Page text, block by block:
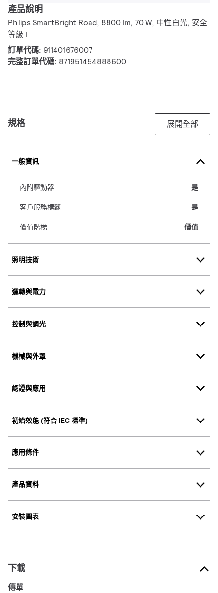
產品說明
Philips SmartBright Road, 8800 lm, 70 W, 中性白光, 安全
等級 I
訂單代碼: 911401676007
完整訂單代碼: 871951454888600
規格 展開全部
一般資訊
內附驅動器 是
客戶服務標籤 是
價值階梯 價值
照明技術
運轉與電力
控制與調光
機械與外罩
認證與應用
初始效能 (符合 IEC 標準)
應用條件
產品資料
安裝圖表
下載
傳單